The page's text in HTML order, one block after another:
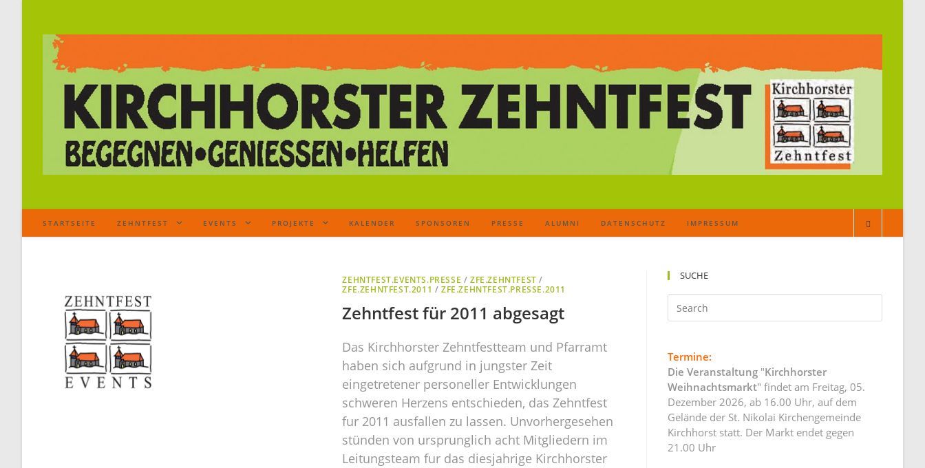
STARTSEITE ZEHNTFEST EVENTS PROJEKTE KALENDER SPONSOREN PRESSE ALUMNI DATENSCHUTZ IMPRESSUM
ZEHNTFEST.EVENTS.PRESSE / ZFE.ZEHNTFEST /
ZFE.ZEHNTFEST.2011 / ZFE.ZEHNTFEST.PRESSE.2011
Zehntfest für 2011 abgesagt
Das Kirchhorster Zehntfestteam und Pfarramt
haben sich aufgrund in jungster Zeit
eingetretener personeller Entwicklungen
schweren Herzens entschieden, das Zehntfest
fur 2011 ausfallen zu lassen. Unvorhergesehen
stünden von ursprunglich acht Mitgliedern im
Leitungsteam fur das diesjahrige Kirchhorster
SUCHE
Termine:
Die Veranstaltung "Kirchhorster
Weihnachtsmarkt" findet am Freitag, 05.
Dezember 2026, ab 16.00 Uhr, auf dem
Gelände der St. Nikolai Kirchengemeinde
Kirchhorst statt. Der Markt endet gegen
21.00 Uhr